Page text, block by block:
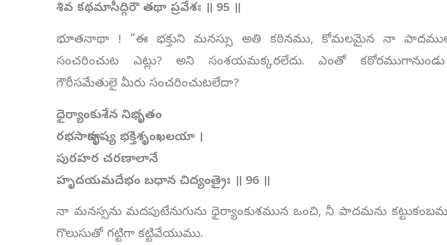
శివ కథమాసీద్గిరౌ తథా ప్రవేశః ॥ 95 ॥
భూతనాథా ! “ఈ భక్తుని మనస్సు అతి కఠినము, కోమలమైన నా
సంచరించుట ఎట్లు? అని సంశయమక్కరలేదు. ఎంతో
గౌరీసమేతులై మీరు సంచరించుటలేదా?
ధైర్యాంకుశేన నిభృతం
రభసాదాకృష్య భక్తిశృంఖలయా ।
పురహర చరణాలానే
హృదయమదేభం బధాన చిద్యంత్రైః ॥ 96 ॥
నా మనస్సను మదపుటేనుగును ధైర్యాంకుశమున ఒంచి, నీ పాదమను
గొలుసుతో గట్టిగా కట్టివేయుము.